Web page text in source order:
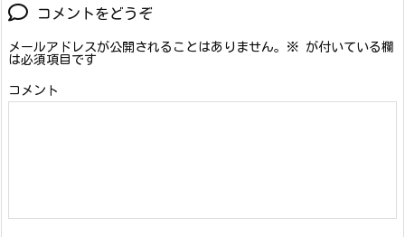
コメントをどうぞ
メールアドレスが公開されることはありません。 ※ が付いている欄
は必須項目です
コメント